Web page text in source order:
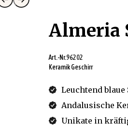
Almeria
Art.-Nr.96202
Keramik Geschirr
Leuchtend
Andalusische
Unikate in